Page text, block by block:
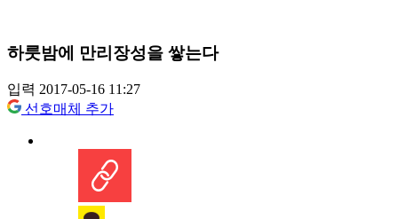
하룻밤에 만리장성을 쌓는다
입력 2017-05-16 11:27
선호매체 추가